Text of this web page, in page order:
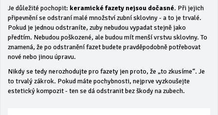
Je důležité pochopit: keramické fazety nejsou dočasné. Při jejich
připevnění se odstraní malé množství zubní skloviny - a to je trvalé.
Pokud je jednou odstraníte, zuby nebudou vypadat stejně jako
předtím. Nebudou poškozené, ale budou mít menší vrstvu skloviny. To
znamená, že po odstranění fazet budete pravděpodobně potřebovat
nové nebo jinou úpravu.
Nikdy se tedy nerozhodujte pro fazety jen proto, že „to zkusíme“. Je
to trvalý zákrok. Pokud máte pochybnosti, nejprve vyzkoušejte
estetický kompozit - ten se dá odstranit bez škody na zubech.